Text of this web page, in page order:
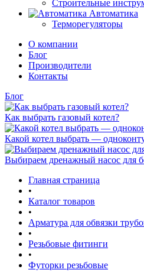
Строительные
Автоматика
Терморегуляторы
О компании
Блог
Производители
Контакты
Блог
Как выбрать газовый котел?
Какой котел выбрать —
Выбираем дренажный насос для
Главная страница
•
Каталог товаров
•
Арматура для обвязки
•
Резьбовые фитинги
•
Футорки резьбовые